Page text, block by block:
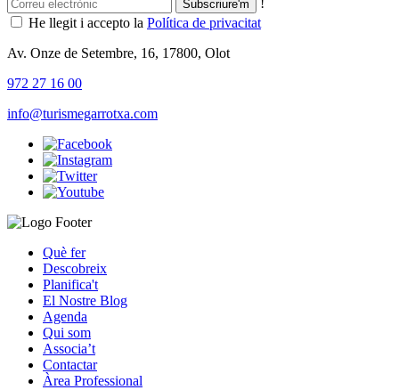
!
He llegit i accepto la Política de privacitat
Av. Onze de Setembre, 16, 17800, Olot
972 27 16 00
info@turismegarrotxa.com
Què fer
Descobreix
Planifica't
El Nostre Blog
Agenda
Qui som
Associa’t
Contactar
Àrea Professional